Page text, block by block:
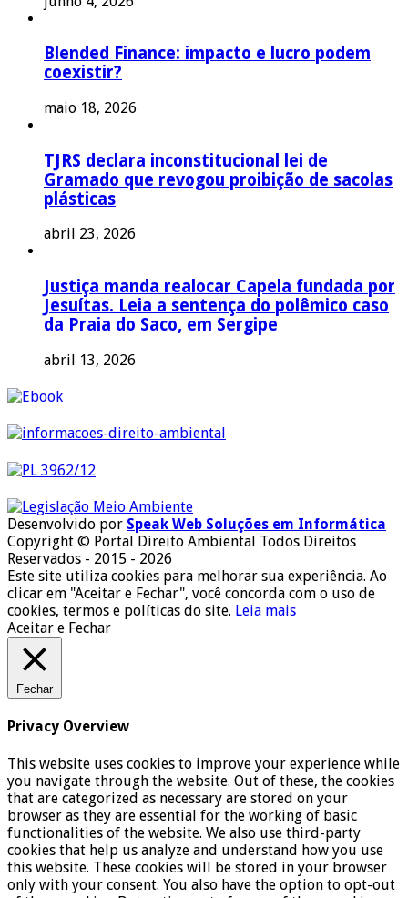
Blended Finance: impacto e lucro podem
coexistir?
maio 18, 2026
TJRS declara inconstitucional lei de
Gramado que revogou proibição de sacolas
plásticas
abril 23, 2026
Justiça manda realocar Capela fundada por
Jesuítas. Leia a sentença do polêmico caso
da Praia do Saco, em Sergipe
abril 13, 2026
Desenvolvido por Speak Web Soluções em Informática
Copyright © Portal Direito Ambiental Todos Direitos
Reservados - 2015 - 2026
Este site utiliza cookies para melhorar sua experiência. Ao
clicar em "Aceitar e Fechar", você concorda com o uso de
cookies, termos e políticas do site. Leia mais
Aceitar e Fechar
Fechar
Privacy Overview
This website uses cookies to improve your experience while
you navigate through the website. Out of these, the cookies
that are categorized as necessary are stored on your
browser as they are essential for the working of basic
functionalities of the website. We also use third-party
cookies that help us analyze and understand how you use
this website. These cookies will be stored in your browser
only with your consent. You also have the option to opt-out